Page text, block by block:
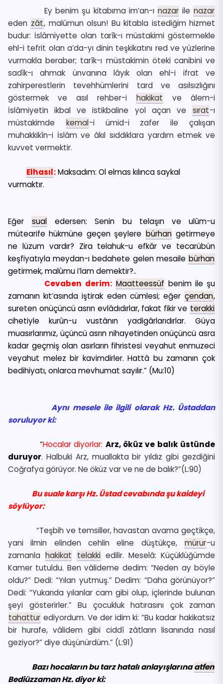
Ey benim şu kitabıma im’an-ı nazar ile nazar
eden zât, malûmun olsun! Bu kitabla istediğim hizmet
budur: İslâmiyette olan tarîk-ı müstakimi göstermekle
ehl-i tefrit olan a’da-yı dinin teşkikatını red ve yüzlerine
vurmakla beraber; tarîk-ı müstakimin öteki canibini ve
sadîk-ı ahmak ünvanına lâyık olan ehl-i ifrat ve
zahirperestlerin tevehhümlerini tard ve asılsızlığını
göstermek ve asıl rehber-i hakikat ve âlem-i
İslâmiyetin ikbal ve istikbaline yol açan ve sırat-ı
müstakimde kemal-i ümid-i zafer ile çalışan
muhakkikîn-i İslâm ve âkıl sıddıklara yardım etmek ve
kuvvet vermektir.
Elhasıl:Maksadım: Ol elmas kılınca saykal
vurmaktır.
Eğer sual edersen: Senin bu telaşın ve ulûm-u
mütearife hükmüne geçen şeylere bürhan getirmeye
ne lüzum vardır? Zira telahuk-u efkâr ve tecarübün
keşfiyatıyla meydan-ı bedahete gelen mesaile bürhan
getirmek, malûmu i’lam demektir?..
Cevaben derim: Maatteessüf benim ile şu
zamanın kıt’asında iştirak eden cümlesi; eğer çendan,
sureten onüçüncü asrın evlâdıdırlar, fakat fikir ve terakki
cihetiyle kurûn-u vustânın yadigârlarıdırlar. Güya
muasırlarımız, üçüncü asrın nihayetinden onüçüncü asra
kadar geçmiş olan asırların fihristesi veyahut enmuzeci
veyahut melez bir kavimdirler. Hattâ bu zamanın çok
bedihiyatı, onlarca mevhumat sayılır.” (Mu:10)
Aynı mesele ile ilgili olarak Hz. Üstaddan
soruluyor ki:
“Hocalar diyorlar: Arz, öküz ve balık üstünde
duruyor. Halbuki Arz, muallakta bir yıldız gibi gezdiğini
Coğrafya görüyor. Ne öküz var ve ne de balık?”(L:90)
Bu suale karşı Hz. Üstad cevabında şu kaideyi
söylüyor:
“Teşbih ve temsiller, havastan avama geçtikçe,
yani ilmin elinden cehlin eline düştükçe, mürur-u
zamanla hakikat telakki edilir. Meselâ: Küçüklüğümde
Kamer tutuldu. Ben vâlideme dedim: “Neden ay böyle
oldu?” Dedi: “Yılan yutmuş.” Dedim: “Daha görünüyor?”
Dedi: “Yukarıda yılanlar cam gibi olup, içlerinde bulunan
şeyi gösterirler.” Bu çocukluk hatırasını çok zaman
tahattur ediyordum. Ve der idim ki: “Bu kadar hakikatsız
bir hurafe, vâlidem gibi ciddî zâtların lisanında nasıl
geziyor?” diye düşünürdüm.” (L:91)
Bazı hocaların bu tarz hatalı anlayışlarınaatfen
Bediüzzaman Hz. diyor ki: